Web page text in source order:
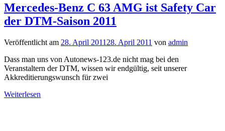
Mercedes-Benz C 63 AMG ist Safety Car
der DTM-Saison 2011
Veröffentlicht am 28. April 2011 28. April 2011 von admin
Dass man uns von Autonews-123.de nicht mag bei den
Veranstaltern der DTM, wissen wir endgültig, seit unserer
Akkreditierungswunsch für zwei
Weiterlesen